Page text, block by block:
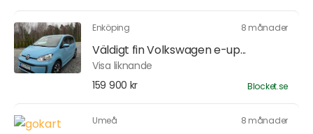
Enköping 8 månader
Väldigt fin Volkswagen e-up...
Visa liknande
159 900 kr
Blocket.se
Umeå 8 månader